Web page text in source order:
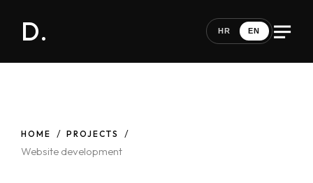
D. HR EN
HOME PROJECTS
Website development